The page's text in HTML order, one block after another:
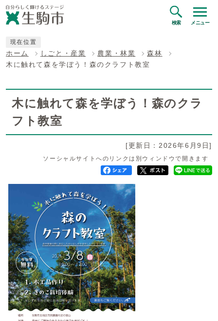
検索 メニュー
現在位置
ホーム しごと・産業 農業・林業
森林
木に触れて森を学ぼう！森のクラフト教室
木に触れて森を学ぼう！森のクラ
フト教室
[更新日：2026年6月9日]
ソーシャルサイトへのリンクは別ウィンドウで開きます